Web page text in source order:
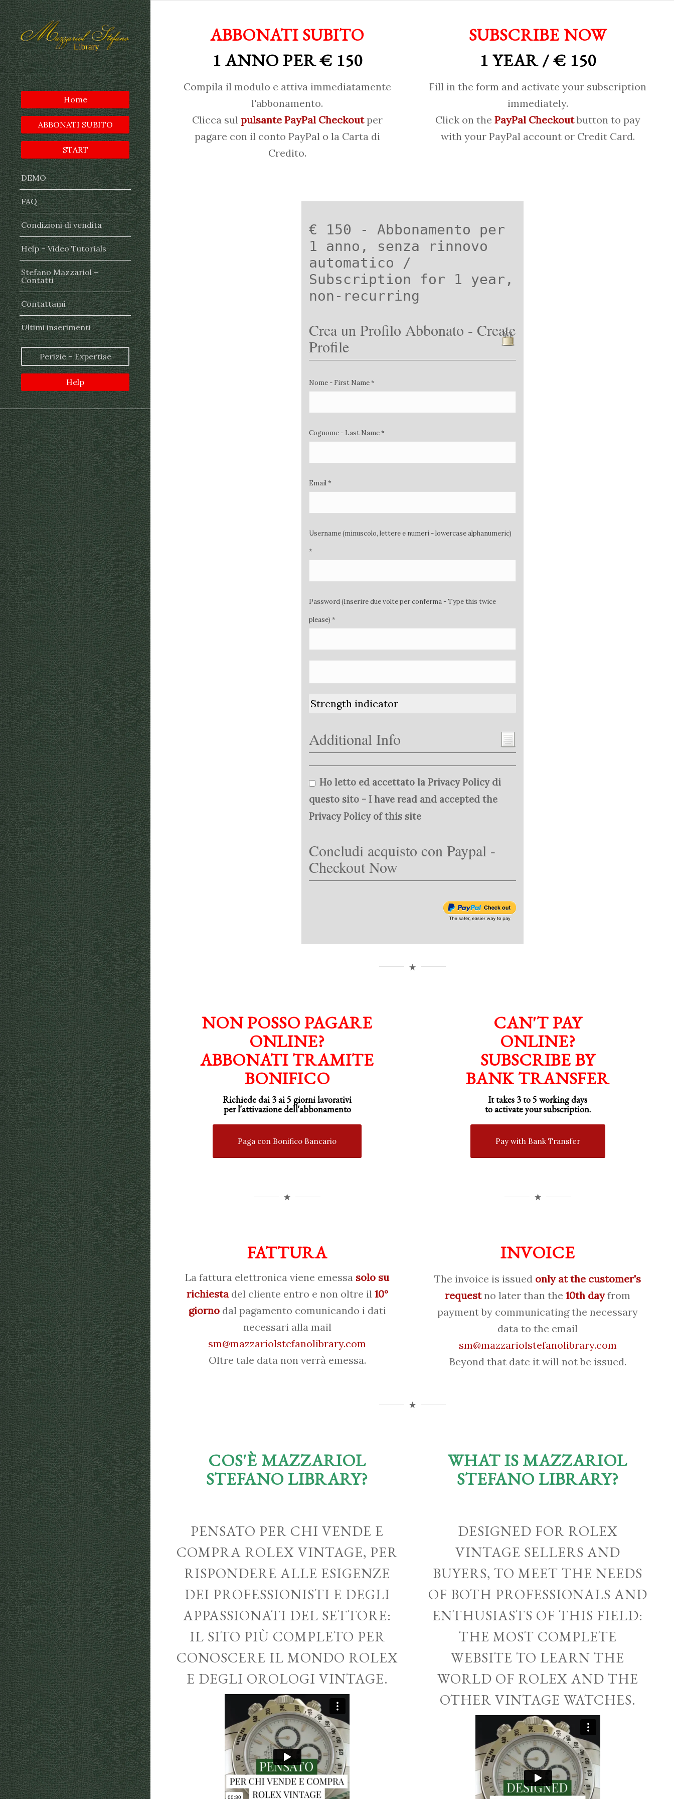
Home
ABBONATI SUBITO
START
DEMO
FAQ
Condizioni di vendita
Help – Video Tutorials
Stefano Mazzariol –
Contatti
Contattami
Ultimi inserimenti
Perizie – Expertise
Help
ABBONATI SUBITO
1 ANNO PER € 150
Compila il modulo e attiva immediatamente
l'abbonamento.
Clicca sul pulsante PayPal Checkoutper
pagare con il conto PayPal o la Carta di
Credito.
SUBSCRIBE NOW
1 YEAR / € 150
Fill in the form and activate your subscription
immediately.
Click on the PayPal Checkoutbutton to pay
with your PayPal account or Credit Card.
€ 150 - Abbonamento per
1 anno, senza rinnovo
automatico /
Subscription for 1 year,
non-recurring
Crea un Profilo Abbonato - Create
Profile
Nome - First Name *
Cognome - Last Name *
Email *
Username (minuscolo, lettere e numeri - lowercase alphanumeric)
*
Password (Inserire due volte per conferma - Type this twice
please) *
Strength indicator
Additional Info
Ho letto ed accettato la Privacy Policy di
questo sito - I have read and accepted the
Privacy Policy of this site
Concludi acquisto con Paypal -
Checkout Now
NON POSSO PAGARE
ONLINE?
ABBONATI TRAMITE
BONIFICO
Richiede dai 3 ai 5 giorni lavorativi
perl'attivazionedell'abbonamento
Paga con Bonifico Bancario
FATTURA
La fattura elettronica viene emessa solo su
richiestadel cliente entro e non oltre il 10°
giornodal pagamento comunicando i dati
necessari alla mail
sm@mazzariolstefanolibrary.com
Oltre tale data non verrà emessa.
CAN'T PAY
ONLINE?
SUBSCRIBE BY
BANK TRANSFER
It takes 3 to 5 working days
to activate your subscription.
Pay with Bank Transfer
INVOICE
The invoice is issued only at the customer's
requestno later than the10th dayfrom
payment by communicating the necessary
data to the email
sm@mazzariolstefanolibrary.com
Beyond that date it will not be issued.
COS'È MAZZARIOL
STEFANO LIBRARY?
WHAT IS MAZZARIOL
STEFANO LIBRARY?
PENSATO PER CHI VENDE E
COMPRA ROLEX VINTAGE, PER
RISPONDERE ALLE ESIGENZE
DEI PROFESSIONISTI E DEGLI
APPASSIONATI DEL SETTORE:
IL SITO PIÙ COMPLETO PER
CONOSCERE IL MONDO ROLEX
E DEGLI OROLOGI VINTAGE.
DESIGNED FOR ROLEX
VINTAGE SELLERS AND
BUYERS, TO MEET THE NEEDS
OF BOTH PROFESSIONALS AND
ENTHUSIASTS OF THIS FIELD:
THE MOST COMPLETE
WEBSITE TO LEARN THE
WORLD OF ROLEX AND THE
OTHER VINTAGE WATCHES.